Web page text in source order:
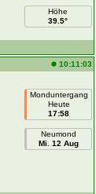
Höhe
39.5°
10:11:03
Monduntergang
Heute
17:58
Neumond
Mi. 12 Aug